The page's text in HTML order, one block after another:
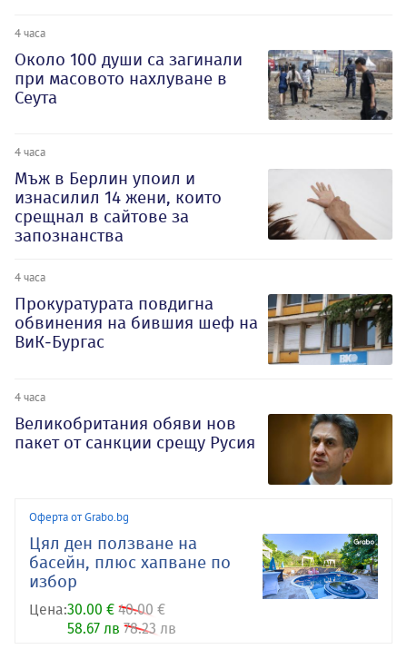
4 часа
Около 100 души са загинали
при масовото нахлуване в
Сеута
4 часа
Мъж в Берлин упоил и
изнасилил 14 жени, които
срещнал в сайтове за
запознанства
4 часа
Прокуратурата повдигна
обвинения на бившия шеф на
ВиК-Бургас
4 часа
Великобритания обяви нов
пакет от санкции срещу Русия
Оферта от Grabo.bg
Цял ден ползване на
басейн, плюс хапване по
избор
Цена:30.00 € 40.00 €
58.67 лв 78.23 лв